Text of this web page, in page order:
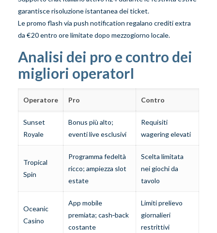
garantisce risoluzione istantanea dei ticket.
Le promo flash via push notification regalano crediti extra
da € 20 entro ore limitate dopo mezzogiorno locale.
Analisi dei pro e contro dei
migliori operatorI
Operatore Pro Contro
Sunset
Royale
Bonus più alto;
eventi live esclusivi
Requisiti
wagering elevati
Tropical
Spin
Programma fedeltà
ricco; ampiezza slot
estate
Scelta limitata
nei giochi da
tavolo
Oceanic
Casino
App mobile
premiata; cash‑back
costante
Limiti prelievo
giornalieri
restrittivi